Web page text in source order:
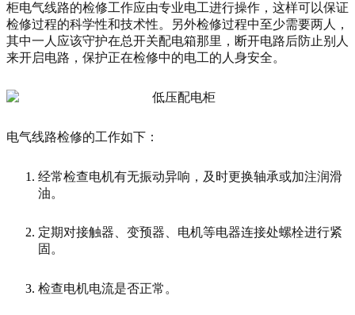
柜电气线路的检修工作应由专业电工进行操作，这样可以保证
检修过程的科学性和技术性。另外检修过程中至少需要两人，
其中一人应该守护在总开关配电箱那里，断开电路后防止别人
来开启电路，保护正在检修中的电工的人身安全。
电气线路检修的工作如下：
经常检查电机有无振动异响，及时更换轴承或加注润滑
油。
定期对接触器、变预器、电机等电器连接处螺栓进行紧
固。
检查电机电流是否正常。